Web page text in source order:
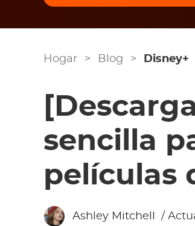
Hogar > Blog > Disney+
sencilla
películas
Ashley Mitchell /